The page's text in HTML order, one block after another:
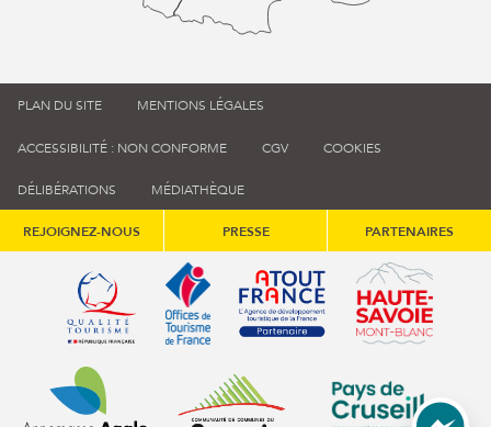
PLAN DU SITE MENTIONS LÉGALES
ACCESSIBILITÉ : NON CONFORME CGV COOKIES
DÉLIBÉRATIONS MÉDIATHÈQUE
REJOIGNEZ-NOUS PRESSE PARTENAIRES
Qualité tourisme (s'ouvre dans une nouvelle fenêtre)
Office de tourisme de France (s'ouvre
Atout France (s'ouvre dans
Annemasse Agglo (s'ouvre dans une nouvelle fenêtre)
Communauté de communes du
Communauté de